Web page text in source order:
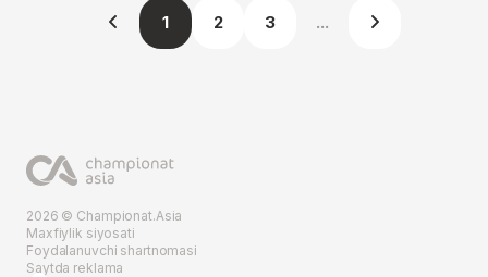
1 2 3 ...
2026 © Championat.Asia
Maxfiylik siyosati
Foydalanuvchi shartnomasi
Saytda reklama